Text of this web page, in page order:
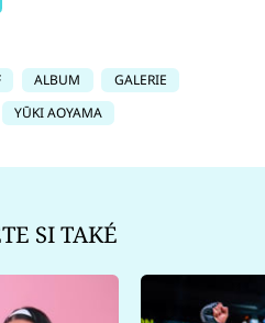
ALBUM
GALERIE
YŪKI AOYAMA
SI TAKÉ